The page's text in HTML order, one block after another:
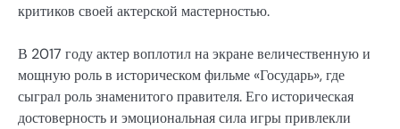
критиков своей актерской мастерностью.
В 2017 году актер воплотил на экране величественную и
мощную роль в историческом фильме «Государь», где
сыграл роль знаменитого правителя. Его историческая
достоверность и эмоциональная сила игры привлекли